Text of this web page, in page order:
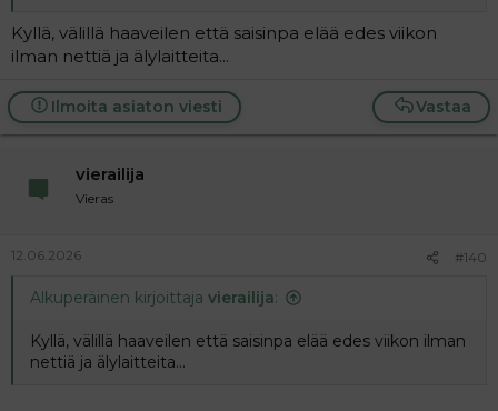
Kyllä, välillä haaveilen että saisinpa elää edes viikon
ilman nettiä ja älylaitteita...
Vastaa
Ilmoita asiaton viesti
vierailija
Vieras
12.06.2026 #140
Alkuperäinen kirjoittaja vierailija:
Kyllä, välillä haaveilen että saisinpa elää edes viikon ilman
nettiä ja älylaitteita...